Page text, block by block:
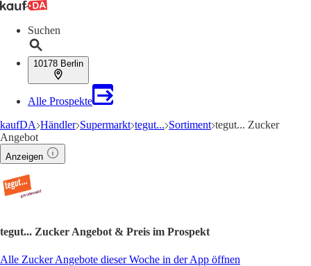
Suchen
10178 Berlin
Alle Prospekte
kaufDA Händler Supermarkt tegut... Sortiment tegut... Zucker
Angebot
Anzeigen
tegut... Zucker Angebot & Preis im Prospekt
Alle Zucker Angebote dieser Woche in der App öffnen